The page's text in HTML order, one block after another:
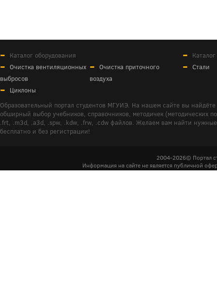
Каталог оборудования
Очистка вентиляционных
выбросов
Очистка приточного
воздуха
Циклоны
Стали
Образовательный портал студентов МГУИЭ. На нашем сайте вы
обширный выбор учебников, справочников, методичек (методических
.frt, .m3d, .a3d, .spw, .kdw, .frw, .cdw файлов. Желаем вам найти
бесплатно и без регистрации!
2004-2026© Портал
Информация на сайте не является публичной